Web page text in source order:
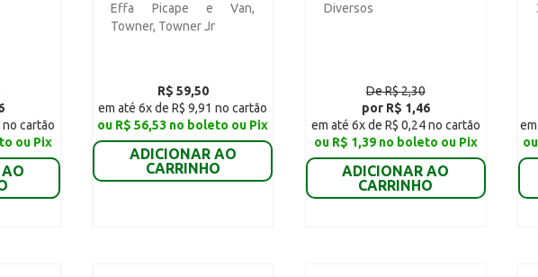
no cartão
ou Pix
Effa Picape e Van,
Towner, Towner Jr
R$ 59,50
em até 6x de R$ 9,91 no cartão
ou R$ 56,53 no boleto ou Pix
ADICIONAR AO
CARRINHO
Diversos
De R$ 2,30
por R$ 1,46
em até 6x de R$ 0,24 no cartão
ou R$ 1,39 no boleto ou Pix
ADICIONAR AO
CARRINHO